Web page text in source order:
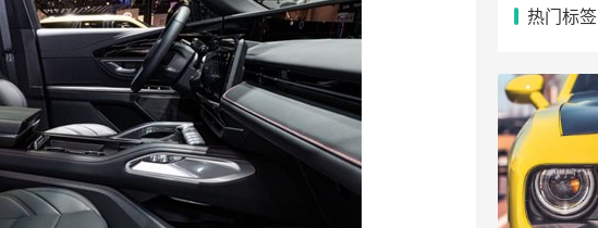
热门标签